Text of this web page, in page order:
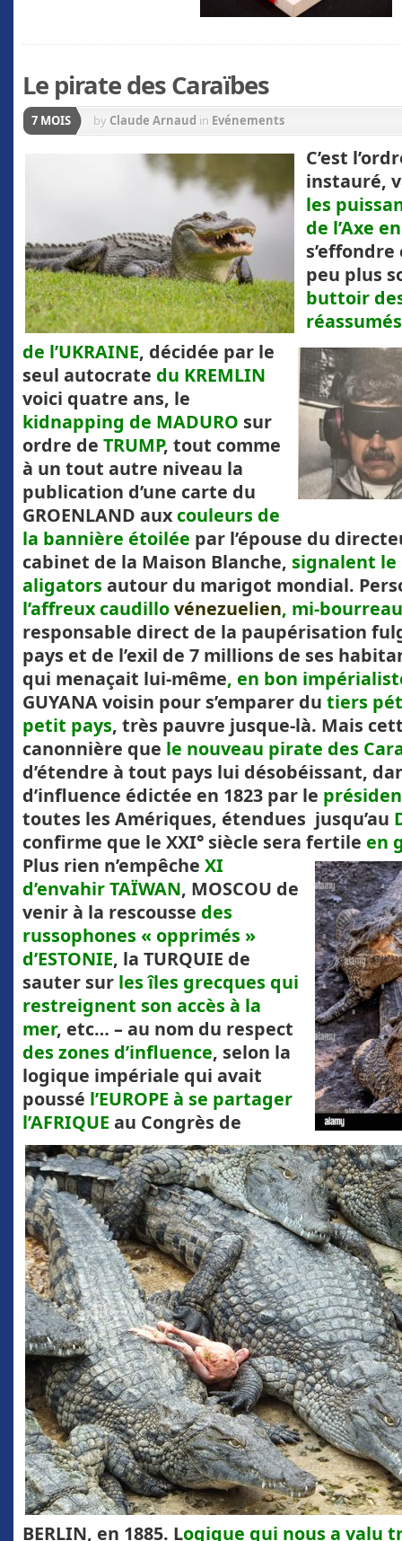
Le pirate des Caraïbes
7 MOIS by Claude Arnaud in Evénements
C’est
instauré,
les
de l’Axe
peu plus
buttoir
réassumés
de l’UKRAINE, décidée par le
seul autocrate du KREMLIN
voici quatre ans, le
kidnapping de MADURO sur
ordre de TRUMP, tout comme
à un tout autre niveau la
publication d’une carte du
GROENLAND aux couleurs de
la bannière étoilée par l’épouse du
cabinet de la Maison Blanche, signalent le
aligators autour du marigot mondial.
l’affreux caudillovénezuelien, mi-
responsable direct de la paupérisation
pays et de l’exil de 7 millions de ses
qui menaçait lui-même, en bon
GUYANA voisin pour s’emparer du tiers
petit pays, très pauvre jusque-là. Mais
canonnière que le nouveau pirate des
d’étendre à tout pays lui désobéissant,
d’influence édictée en 1823 par le
toutes les Amériques, étendues jusqu’au
confirme que le XXI° siècle sera fertile en
Plus rien n’empêche XI
d’envahir TAÏWAN, MOSCOU de
venir à la rescousse des
russophones « opprimés »
d’ESTONIE, la TURQUIE de
sauter sur les îles grecques qui
restreignent son accès à la
mer, etc… – au nom du respect
des zones d’influence, selon la
logique impériale qui avait
poussé l’EUROPE à se partager
l’AFRIQUE au Congrès de
BERLIN, en 1885. Logique qui nous a valu